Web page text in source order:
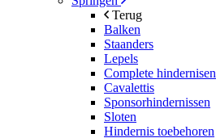
Terug
Balken
Staanders
Lepels
Complete hindernisen
Cavalettis
Sponsorhindernissen
Sloten
Hindernis toebehoren